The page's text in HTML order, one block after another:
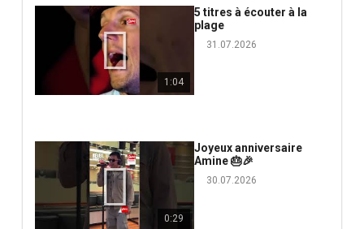
1:04
5 titres à écouter à la
plage
31.07.2026
0:29
Joyeux anniversaire
Amine 🎂🎉
30.07.2026